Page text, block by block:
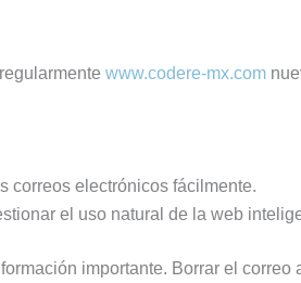
www.codere-mx.com
correos electrónicos fácilmente.
el uso natural de la web
importante. Borrar el correo